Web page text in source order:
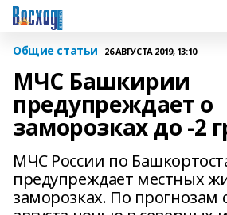
Общие статьи 26 АВГУСТА 2019, 13:10
МЧС Башкирии
предупреждает о
заморозках до -2
МЧС России по
предупреждает местных
заморозках. По прогнозам